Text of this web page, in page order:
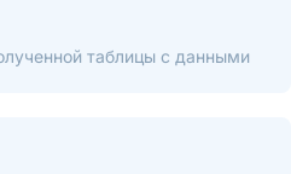
таблицы с данными